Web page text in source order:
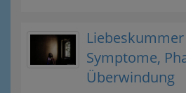
Liebeskummer
Symptome,
Überwindung